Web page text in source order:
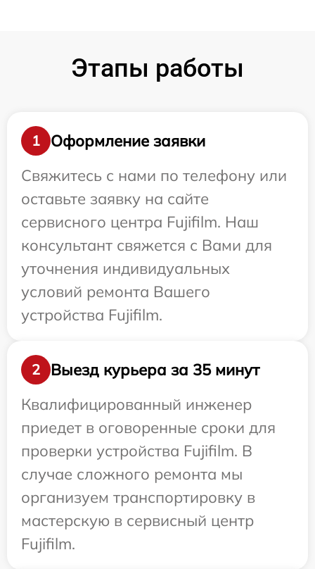
Этапы работы
1
Оформление заявки
Свяжитесь с нами по телефону или
оставьте заявку на сайте
сервисного центра Fujifilm. Наш
консультант свяжется с Вами для
уточнения индивидуальных
условий ремонта Вашего
устройства Fujifilm.
2
Выезд курьера за 35 минут
Квалифицированный инженер
приедет в оговоренные сроки для
проверки устройства Fujifilm. В
случае сложного ремонта мы
организуем транспортировку в
мастерскую в сервисный центр
Fujifilm.